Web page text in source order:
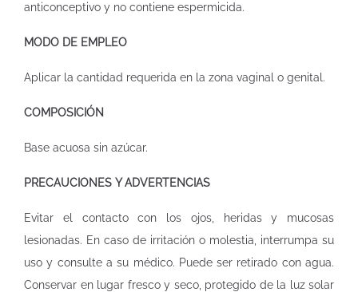
anticonceptivo y no contiene espermicida.
MODO DE EMPLEO
Aplicar la cantidad requerida en la zona vaginal o genital.
COMPOSICIÓN
Base acuosa sin azúcar.
PRECAUCIONES Y ADVERTENCIAS
Evitar el contacto con los ojos, heridas y mucosas
lesionadas. En caso de irritación o molestia, interrumpa su
uso y consulte a su médico. Puede ser retirado con agua.
Conservar en lugar fresco y seco, protegido de la luz solar